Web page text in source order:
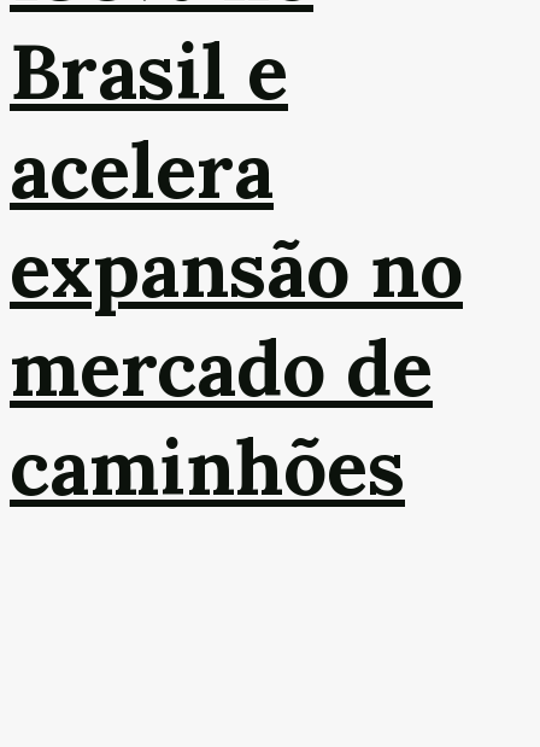
Brasil e
acelera
expansão no
mercado de
caminhões